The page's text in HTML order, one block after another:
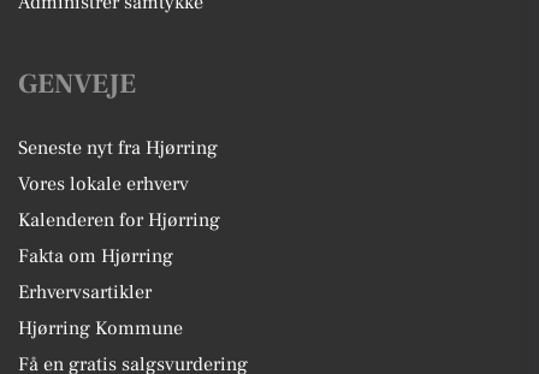
GENVEJE
Seneste nyt fra Hjørring
Vores lokale erhverv
Kalenderen for Hjørring
Fakta om Hjørring
Erhvervsartikler
Hjørring Kommune
Få en gratis salgsvurdering